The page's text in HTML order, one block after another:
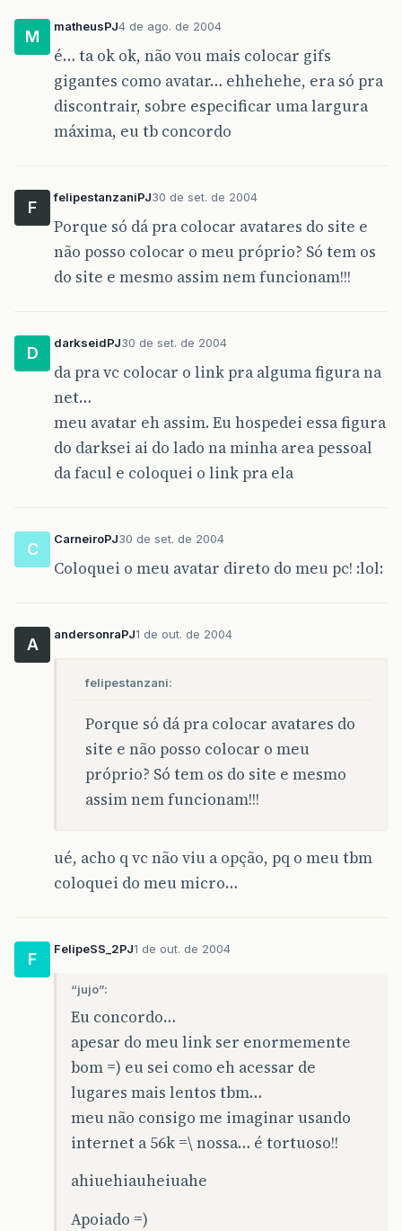
M
matheusPJ4 de ago. de 2004
é… ta ok ok, não vou mais colocar gifs
gigantes como avatar… ehhehehe, era só pra
discontrair, sobre especificar uma largura
máxima, eu tb concordo
F
felipestanzaniPJ30 de set. de 2004
Porque só dá pra colocar avatares do site e
não posso colocar o meu próprio? Só tem os
do site e mesmo assim nem funcionam!!!
D
darkseidPJ30 de set. de 2004
da pra vc colocar o link pra alguma figura na
net…
meu avatar eh assim. Eu hospedei essa figura
do darksei ai do lado na minha area pessoal
da facul e coloquei o link pra ela
C
CarneiroPJ30 de set. de 2004
Coloquei o meu avatar direto do meu pc! :lol:
A
andersonraPJ1 de out. de 2004
felipestanzani:
Porque só dá pra colocar avatares do
site e não posso colocar o meu
próprio? Só tem os do site e mesmo
assim nem funcionam!!!
ué, acho q vc não viu a opção, pq o meu tbm
coloquei do meu micro…
F
FelipeSS_2PJ1 de out. de 2004
“jujo”:
Eu concordo…
apesar do meu link ser enormemente
bom =) eu sei como eh acessar de
lugares mais lentos tbm…
meu não consigo me imaginar usando
internet a 56k =\ nossa… é tortuoso!!
ahiuehiauheiuahe
Apoiado =)